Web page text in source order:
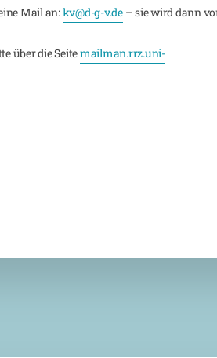
Mail an:kv@d-g-v.de– sie wird dann
über die Seitemailman.rrz.uni-